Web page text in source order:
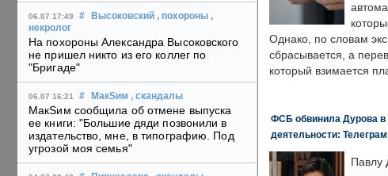
06.07 17:49 # Высоковский , похороны ,
некролог
На похороны Александра Высоковского
не пришел никто из его коллег по
"Бригаде"
06.07 16:21 # МакSим , скандалы
МакSим сообщила об отмене выпуска
ее книги: "Большие дяди позвонили в
издательство, мне, в типографию. Под
угрозой моя семья"
Однако, по словам
сбрасывается, а
который взимается
ФСБ обвинила Дурова в
деятельности:
Павлу